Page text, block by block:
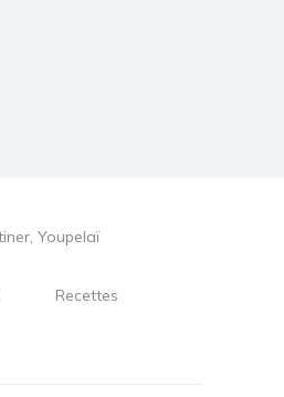
Youpelaï
Recettes